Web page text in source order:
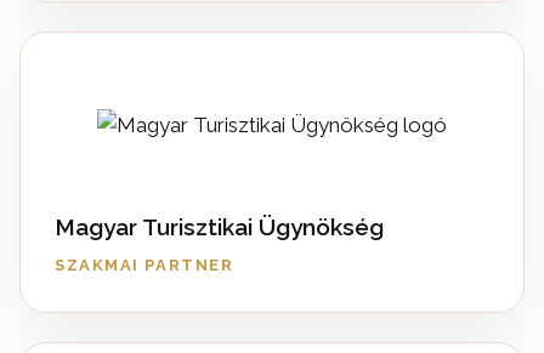
Magyar Turisztikai Ügynökség
SZAKMAI PARTNER